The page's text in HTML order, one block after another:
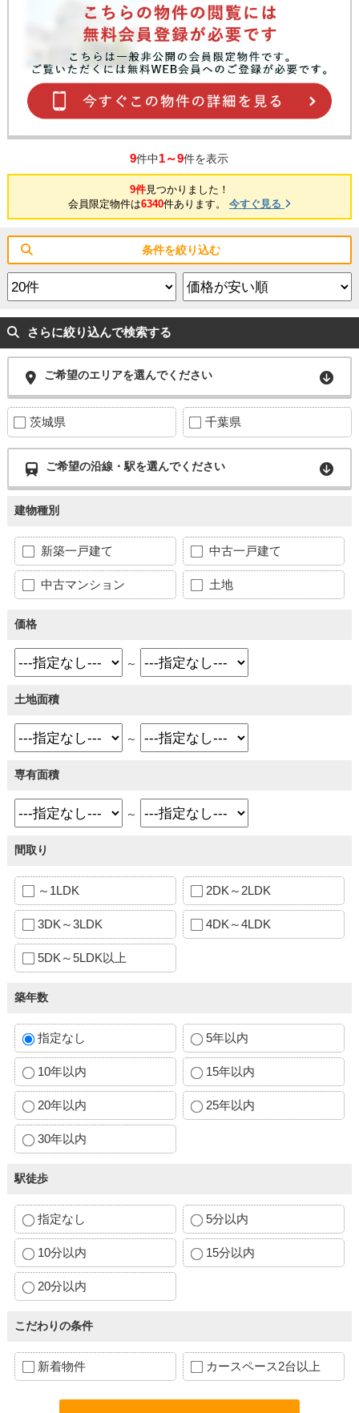
9件中1～9件を表示
9件見つかりました！
会員限定物件は6340件あります。 今すぐ見る
条件を絞り込む
さらに絞り込んで検索する
ご希望のエリアを選んでください
茨城県 千葉県
ご希望の沿線・駅を選んでください
建物種別
新築一戸建て 中古一戸建て
中古マンション 土地
価格
～
土地面積
～
専有面積
～
間取り
～1LDK 2DK～2LDK
3DK～3LDK 4DK～4LDK
5DK～5LDK以上
築年数
指定なし 5年以内
10年以内 15年以内
20年以内 25年以内
30年以内
駅徒歩
指定なし 5分以内
10分以内 15分以内
20分以内
こだわりの条件
新着物件 カースペース2台以上